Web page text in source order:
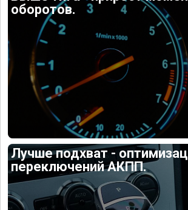
оборотов.
Лучше подхват -
переключений АКПП.